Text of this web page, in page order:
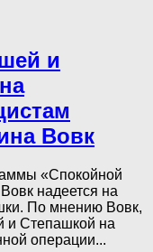
и
Вовк
«Спокойной
надеется на
По мнению Вовк,
и Степашкой на
операции...